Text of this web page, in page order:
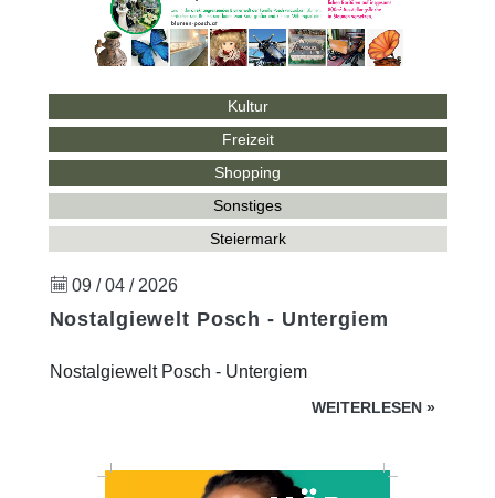
Kultur
Freizeit
Shopping
Sonstiges
Steiermark
09 / 04 / 2026
Nostalgiewelt Posch - Untergiem
Nostalgiewelt Posch - Untergiem
WEITERLESEN »